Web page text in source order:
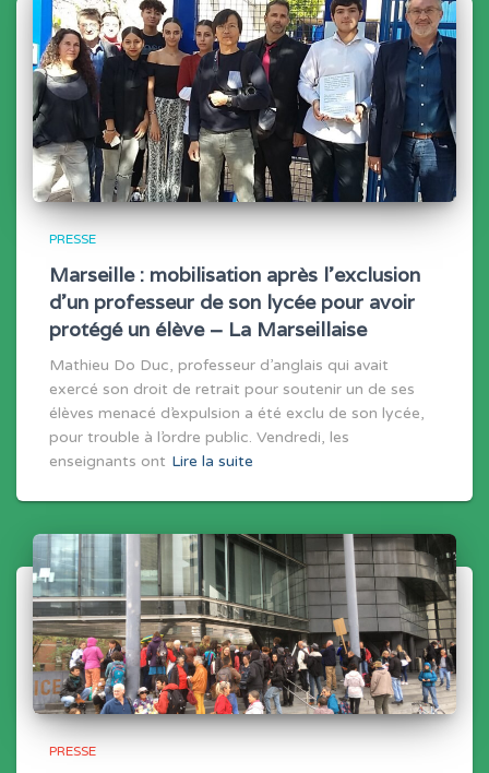
PRESSE
Marseille : mobilisation après l’exclusion
d’un professeur de son lycée pour avoir
protégé un élève – La Marseillaise
Mathieu Do Duc, professeur d’anglais qui avait
exercé son droit de retrait pour soutenir un de ses
élèves menacé d’expulsion a été exclu de son lycée,
pour trouble à l’ordre public. Vendredi, les
enseignants ont Lire la suite
PRESSE